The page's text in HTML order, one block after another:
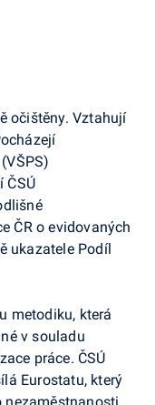
očištěny. Vztahují
ČSÚ
ČR o evidovaných
ukazatele Podíl
metodiku, která
v souladu
práce. ČSÚ
Eurostatu, který